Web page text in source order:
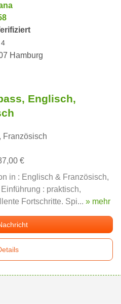
4
Hamburg
Englisch,
Französisch
€
in : Englisch & Französisch,
: praktisch,
Fortschritte. Spi... » mehr